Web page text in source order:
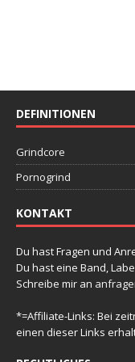
DEFINITIONEN
Grindcore
Pornogrind
KONTAKT
Du hast Fragen und
Du hast eine Band,
Schreibe mir an
*=Affiliate-Links: Bei
einen dieser Links